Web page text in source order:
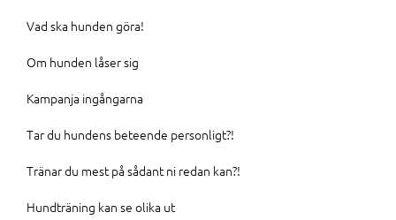
Vad ska hunden göra!
Om hunden låser sig
Kampanja ingångarna
Tar du hundens beteende personligt?!
Tränar du mest på sådant ni redan kan?!
Hundträning kan se olika ut